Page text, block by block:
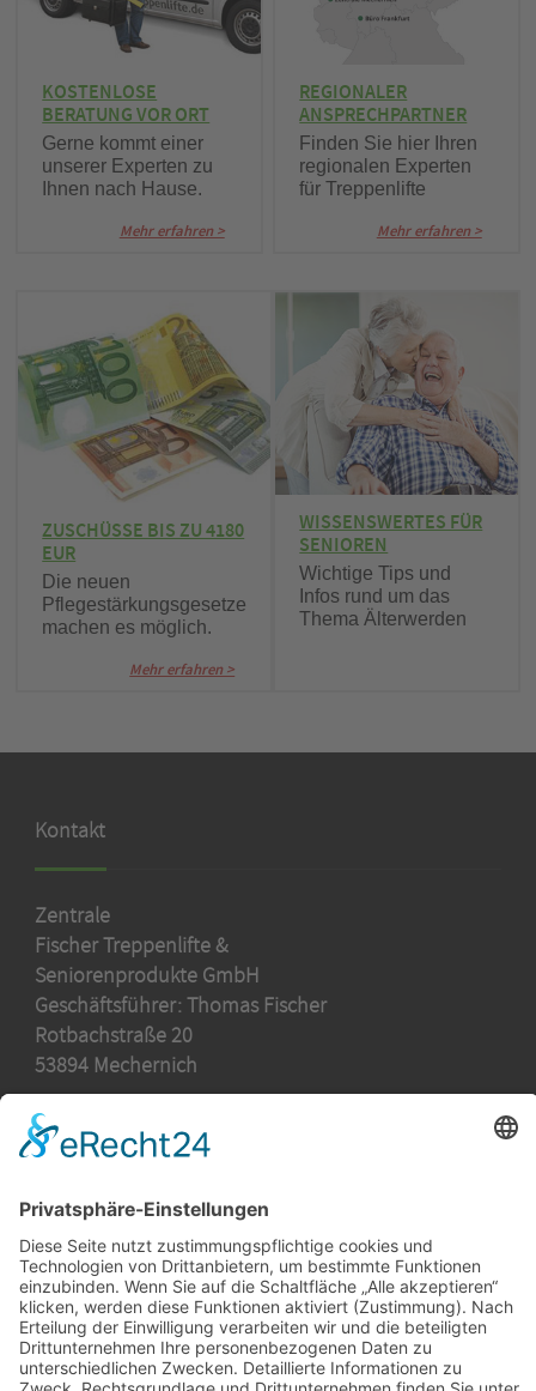
KOSTENLOSE
BERATUNG VOR ORT
Gerne kommt einer
unserer Experten zu
Ihnen nach Hause.
Mehr erfahren >
REGIONALER
ANSPRECHPARTNER
Finden Sie hier Ihren
regionalen Experten
für Treppenlifte
Mehr erfahren >
ZUSCHÜSSE BIS ZU 4180
EUR
Die neuen
Pflegestärkungsgesetze
machen es möglich.
Mehr erfahren >
WISSENSWERTES FÜR
SENIOREN
Wichtige Tips und
Infos rund um das
Thema Älterwerden
Kontakt
Zentrale
Fischer Treppenlifte &
Seniorenprodukte GmbH
Geschäftsführer: Thomas Fischer
Rotbachstraße 20
53894 Mechernich
Telefon 02443 - 902 78 30
E-Mail:zentrale@fischer-treppenlifte.de
Aktuelles
Stellenangebote
Soziales Engagement
Kurven-Treppenlifte
Senkrechtlifte